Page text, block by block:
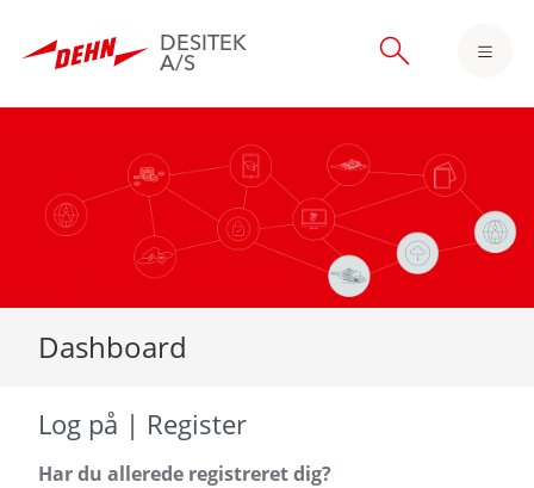
content
DESITEK
A/S
Dashboard
Log på | Register
Har du allerede registreret dig?